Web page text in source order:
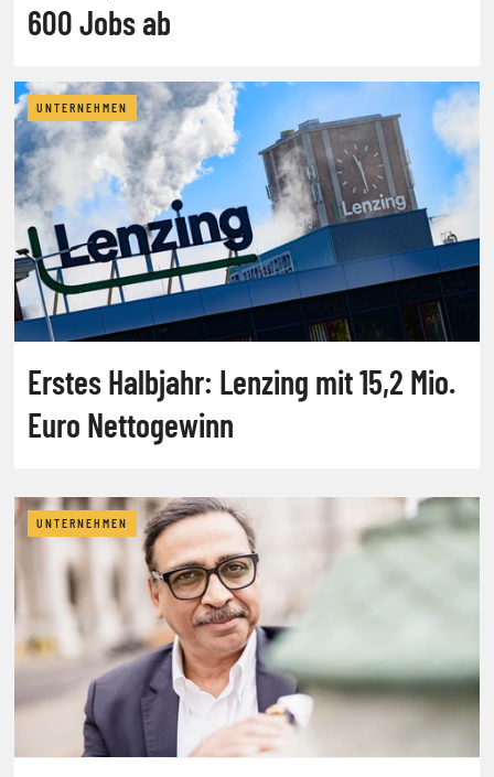
600 Jobs ab
UNTERNEHMEN
Erstes Halbjahr: Lenzing mit 15,2 Mio.
Euro Nettogewinn
UNTERNEHMEN